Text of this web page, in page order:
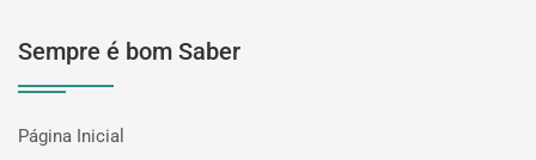
Sempre é bom Saber
Página Inicial